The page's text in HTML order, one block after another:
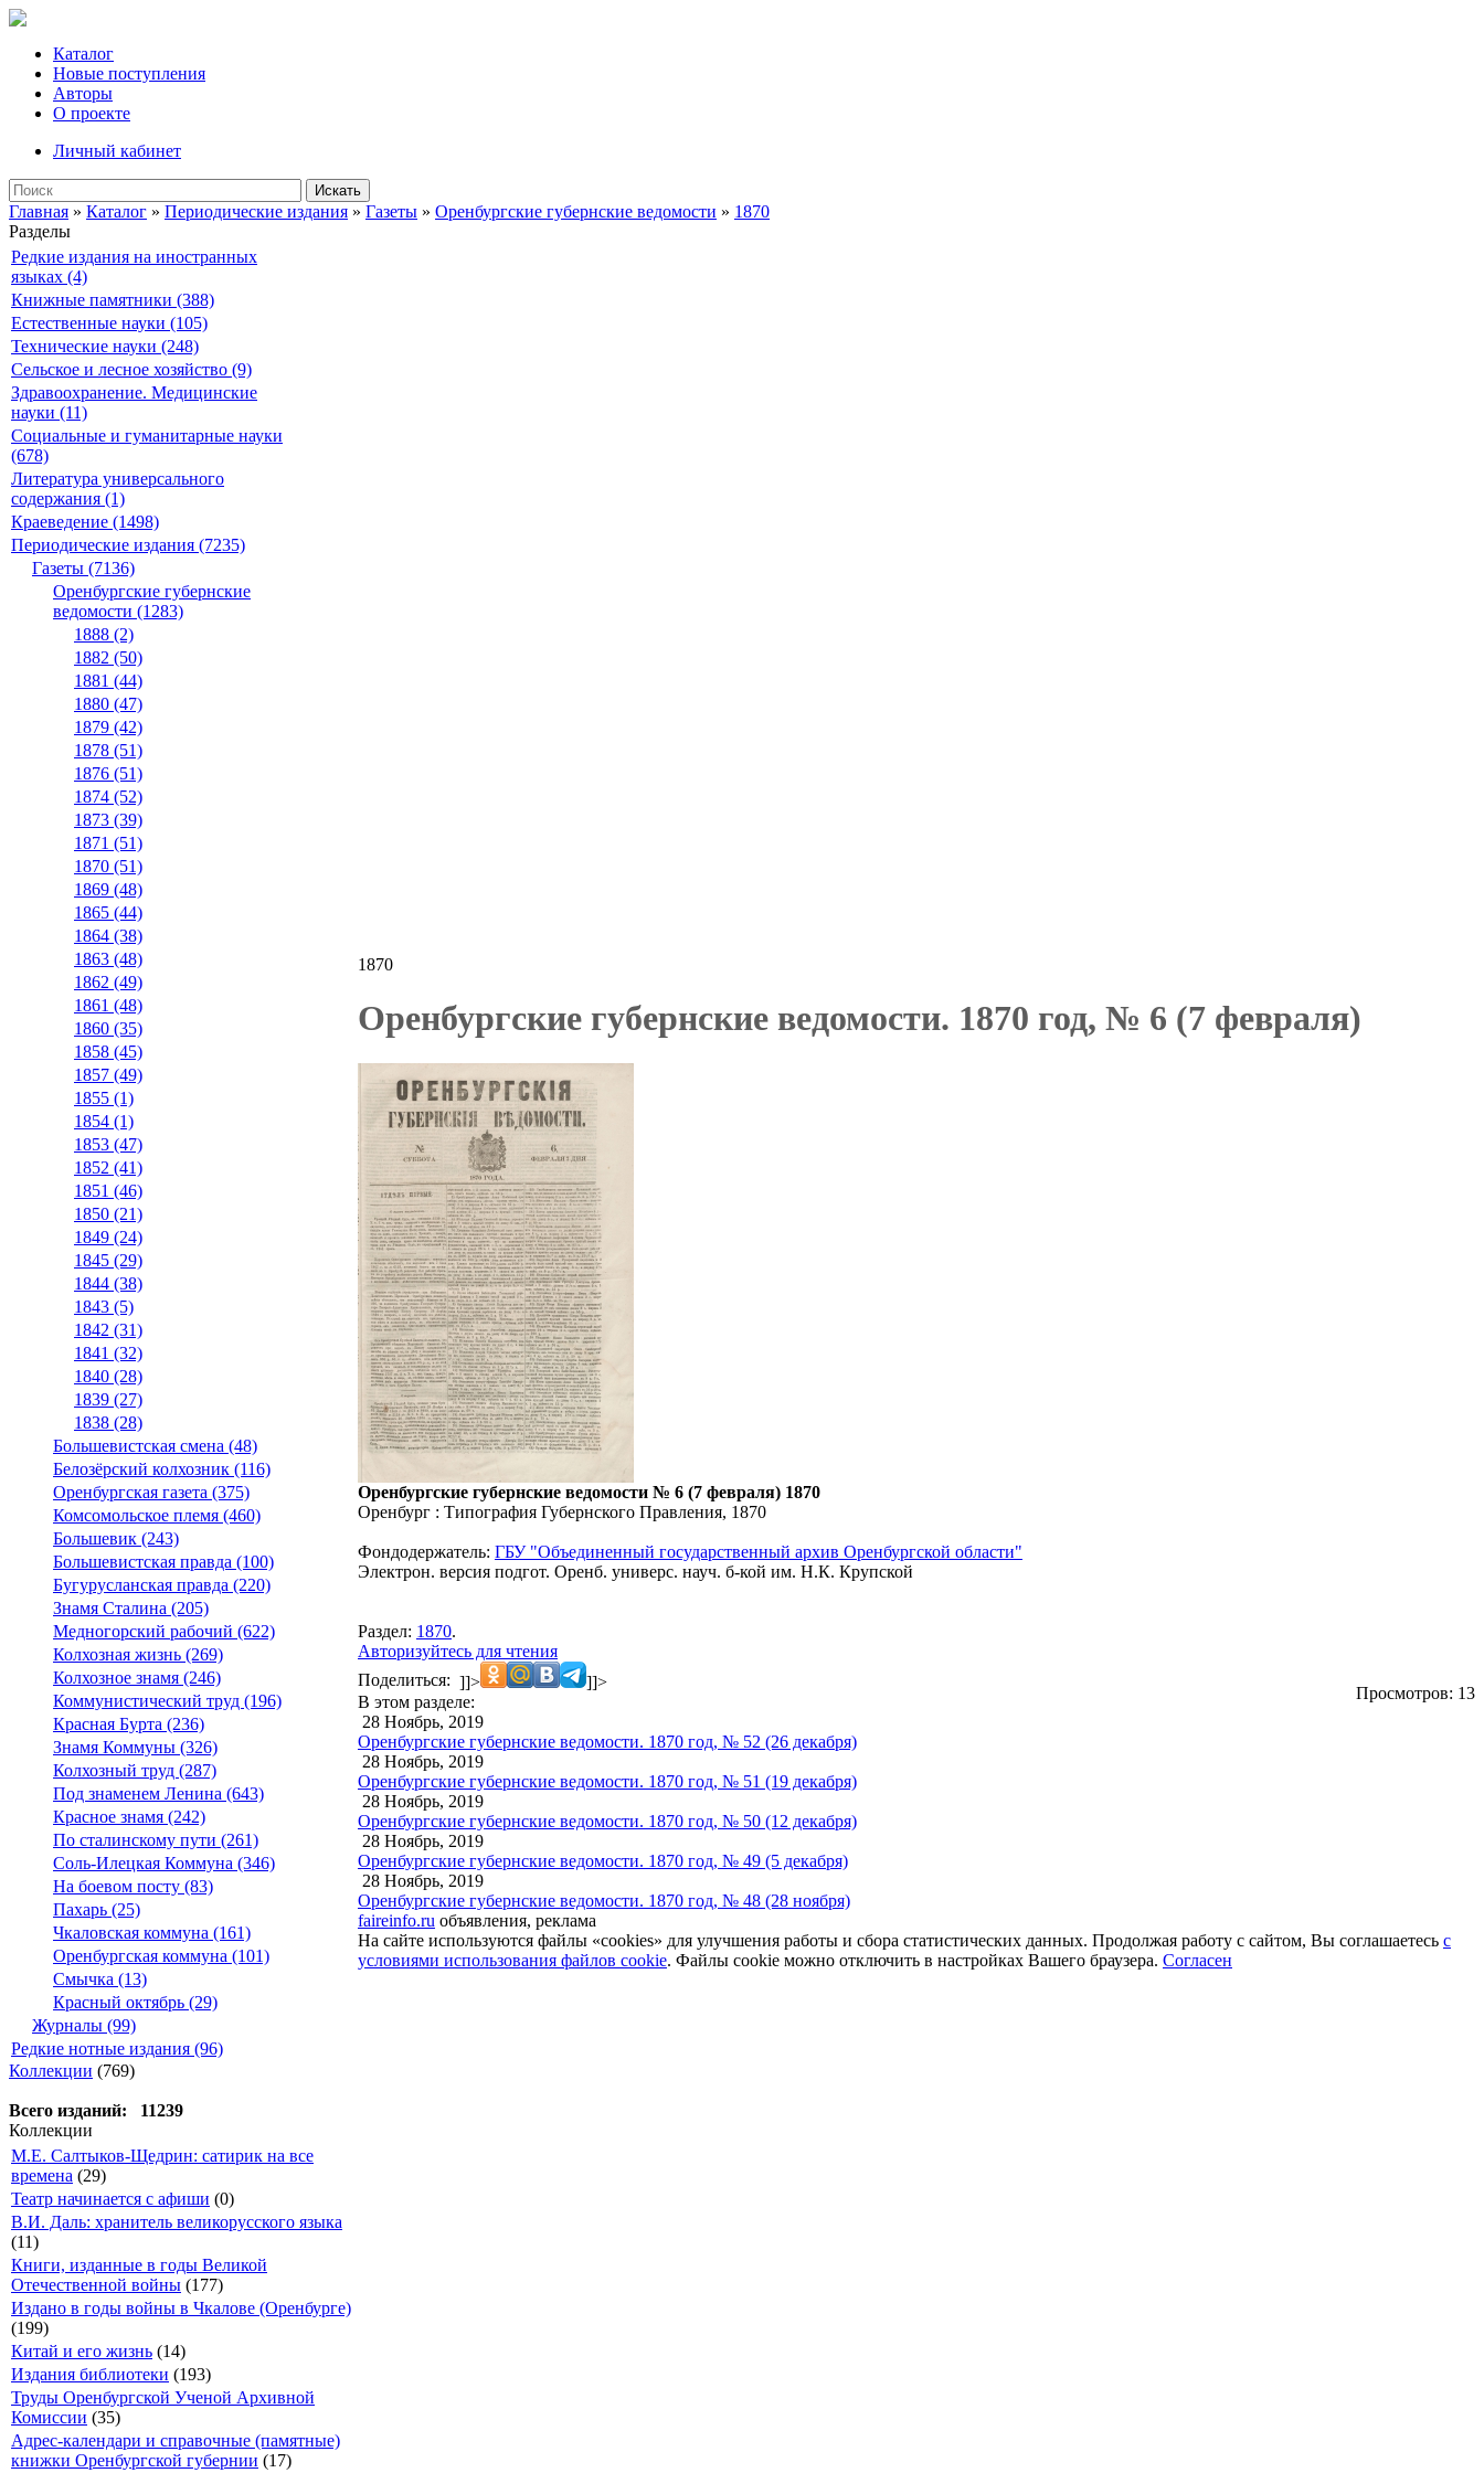
Каталог
Новые поступления
Авторы
О проекте
Личный кабинет
Искать
Главная » Каталог » Периодические издания » Газеты » Оренбургские губернские ведомости » 1870
Разделы
Редкие издания на иностранных
языках (4)
Книжные памятники (388)
Естественные науки (105)
Технические науки (248)
Сельское и лесное хозяйство (9)
Здравоохранение. Медицинские
науки (11)
Социальные и гуманитарные науки
(678)
Литература универсального
содержания (1)
Краеведение (1498)
Периодические издания (7235)
Газеты (7136)
Оренбургские губернские
ведомости (1283)
1888 (2)
1882 (50)
1881 (44)
1880 (47)
1879 (42)
1878 (51)
1876 (51)
1874 (52)
1873 (39)
1871 (51)
1870 (51)
1869 (48)
1865 (44)
1864 (38)
1863 (48)
1862 (49)
1861 (48)
1860 (35)
1858 (45)
1857 (49)
1855 (1)
1854 (1)
1853 (47)
1852 (41)
1851 (46)
1850 (21)
1849 (24)
1845 (29)
1844 (38)
1843 (5)
1842 (31)
1841 (32)
1840 (28)
1839 (27)
1838 (28)
Большевистская смена (48)
Белозёрский колхозник (116)
Оренбургская газета (375)
Комсомольское племя (460)
Большевик (243)
Большевистская правда (100)
Бугурусланская правда (220)
Знамя Сталина (205)
Медногорский рабочий (622)
Колхозная жизнь (269)
Колхозное знамя (246)
Коммунистический труд (196)
Красная Бурта (236)
Знамя Коммуны (326)
Колхозный труд (287)
Под знаменем Ленина (643)
Красное знамя (242)
По сталинскому пути (261)
Соль-Илецкая Коммуна (346)
На боевом посту (83)
Пахарь (25)
Чкаловская коммуна (161)
Оренбургская коммуна (101)
Смычка (13)
Красный октябрь (29)
Журналы (99)
Редкие нотные издания (96)
Коллекции (769)
Всего изданий: 11239
Коллекции
М.Е. Салтыков-Щедрин: сатирик на все
времена (29)
Театр начинается с афиши (0)
В.И. Даль: хранитель великорусского языка
(11)
Книги, изданные в годы Великой
Отечественной войны (177)
Издано в годы войны в Чкалове (Оренбурге)
(199)
Китай и его жизнь (14)
Издания библиотеки (193)
Труды Оренбургской Ученой Архивной
Комиссии (35)
Адрес-календари и справочные (памятные)
книжки Оренбургской губернии (17)
1870
Оренбургские губернские ведомости. 1870 год, № 6 (7 февраля)
Оренбургские губернские ведомости № 6 (7 февраля) 1870
Оренбург : Типография Губернского Правления, 1870
Фондодержатель: ГБУ "Объединенный государственный архив Оренбургской области"
Электрон. версия подгот. Оренб. универс. науч. б-кой им. Н.К. Крупской
Раздел: 1870.
Авторизуйтесь для чтения
Просмотров: 13
Поделиться: ]]>
]]>
В этом разделе:
28 Ноябрь, 2019
Оренбургские губернские ведомости. 1870 год, № 52 (26 декабря)
28 Ноябрь, 2019
Оренбургские губернские ведомости. 1870 год, № 51 (19 декабря)
28 Ноябрь, 2019
Оренбургские губернские ведомости. 1870 год, № 50 (12 декабря)
28 Ноябрь, 2019
Оренбургские губернские ведомости. 1870 год, № 49 (5 декабря)
28 Ноябрь, 2019
Оренбургские губернские ведомости. 1870 год, № 48 (28 ноября)
faireinfo.ru объявления, реклама
На сайте используются файлы «cookies» для улучшения работы и сбора статистических данных. Продолжая работу с сайтом, Вы соглашаетесь с
условиями использования файлов cookie. Файлы cookie можно отключить в настройках Вашего браузера. Согласен